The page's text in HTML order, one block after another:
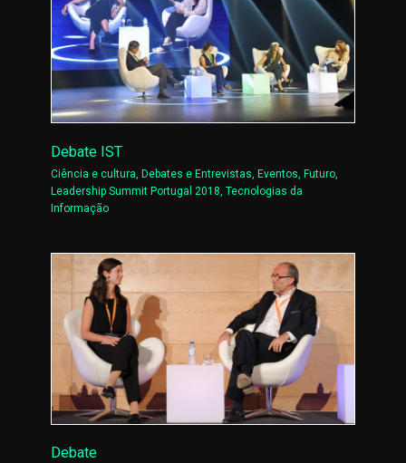
Debate IST
Ciência e cultura ,Debates e Entrevistas ,Eventos ,Futuro
Leadership Summit Portugal 2018 ,Tecnologias da
Informação
Debate